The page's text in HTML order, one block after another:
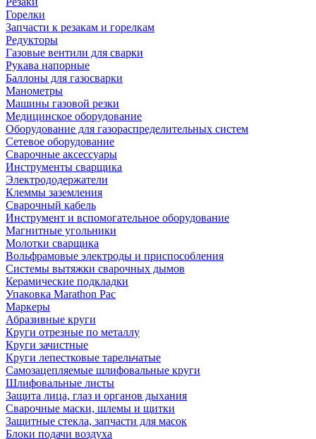
Горелки
Запчасти к резакам и горелкам
Редукторы
Газовые вентили для сварки
Рукава напорные
Баллоны для газосварки
Манометры
Машины газовой резки
Медицинское оборудование
Оборудование для газораспределительных систем
Сетевое оборудование
Сварочные аксессуары
Инструменты сварщика
Электрододержатели
Клеммы заземления
Сварочный кабель
Инструмент и вспомогательное оборудование
Магнитные угольники
Молотки сварщика
Вольфрамовые электроды и приспособления
Системы вытяжки сварочных дымов
Керамические подкладки
Упаковка Marathon Pac
Маркеры
Абразивные круги
Круги отрезные по металлу
Круги зачистные
Круги лепестковые тарельчатые
Самозацепляемые шлифовальные круги
Шлифовальные листы
Защита лица, глаз и органов дыхания
Сварочные маски, шлемы и щитки
Защитные стекла, запчасти для масок
Блоки подачи воздуха